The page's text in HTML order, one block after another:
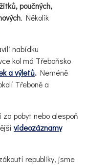
poučných,
. Několik
nabídku
kol má Třeboňsko
a výletů. Neméně
Třeboně a
pobyt nebo alespoň
videozáznamy
republiky, jsme